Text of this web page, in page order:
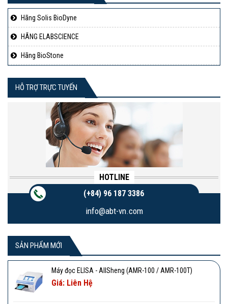
Hãng Solis BioDyne
HÃNG ELABSCIENCE
Hãng BioStone
HỖ TRỢ TRỰC TUYẾN
HOTLINE
(+84) 96 187 3386
info@abt-vn.com
SẢN PHẨM MỚI
Máy đọc ELISA - AllSheng (AMR-100 / AMR-100T)
Giá: Liên Hệ